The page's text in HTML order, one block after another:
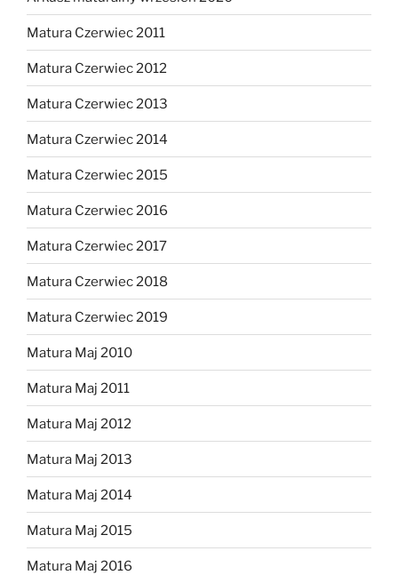
Matura Czerwiec 2011
Matura Czerwiec 2012
Matura Czerwiec 2013
Matura Czerwiec 2014
Matura Czerwiec 2015
Matura Czerwiec 2016
Matura Czerwiec 2017
Matura Czerwiec 2018
Matura Czerwiec 2019
Matura Maj 2010
Matura Maj 2011
Matura Maj 2012
Matura Maj 2013
Matura Maj 2014
Matura Maj 2015
Matura Maj 2016